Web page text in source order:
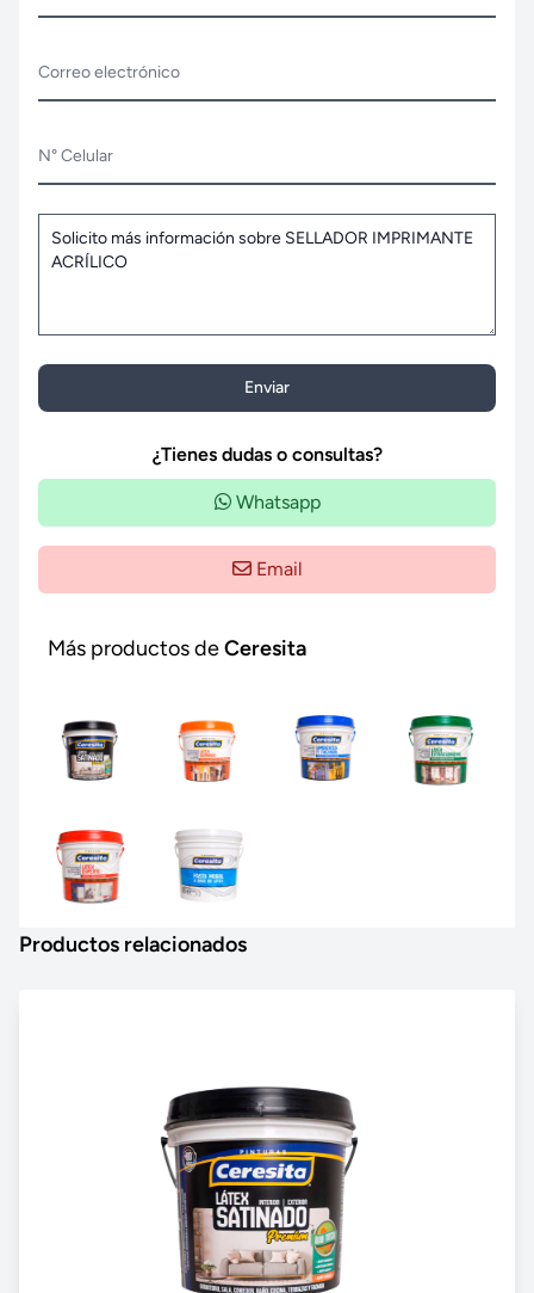
Correo electrónico
N° Celular
Enviar
¿Tienes dudas o consultas?
Whatsapp
Email
Más productos deCeresita
Productos relacionados